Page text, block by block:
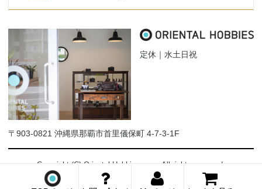
定休｜水土日祝
〒903-0821 沖縄県那覇市首里儀保町 4-7-3-1F
Copyright (C) Oriental-Hobbies.com. All rights reserved.